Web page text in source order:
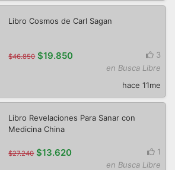
Libro Cosmos de Carl Sagan
$46.850 $19.850
3
en Busca Libre
hace 11me
Libro Revelaciones Para Sanar con
Medicina China
$27.240 $13.620
1
en Busca Libre